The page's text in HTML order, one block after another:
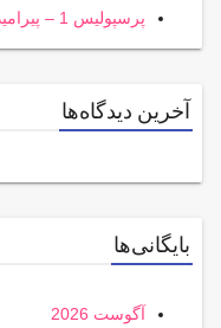
پرسپولیس 1 – پیرامیدز 0: شکست قهرمان آفریقا!
آخرین دیدگاه‌ها
بایگانی‌ها
آگوست 2026